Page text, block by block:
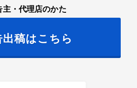
主・代理店のかた
出稿はこちら